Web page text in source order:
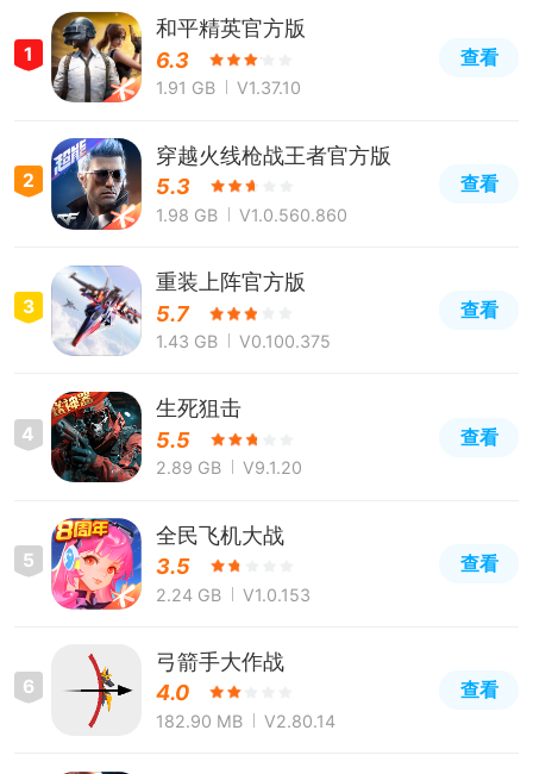
1
和平精英官方版
6.3
1.91 GB V1.37.10
查看
2
穿越火线枪战王者官方版
5.3
1.98 GB V1.0.560.860
查看
3
重装上阵官方版
5.7
1.43 GB V0.100.375
查看
4
生死狙击
5.5
2.89 GB V9.1.20
查看
5
全民飞机大战
3.5
2.24 GB V1.0.153
查看
6
弓箭手大作战
4.0
182.90 MB V2.80.14
查看